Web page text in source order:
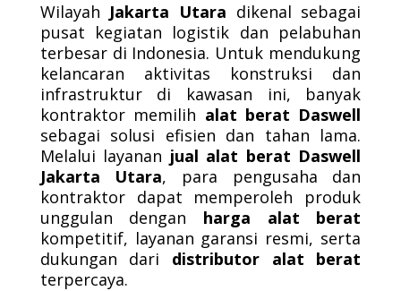
Wilayah Jakarta Utara dikenal sebagai
pusat kegiatan logistik dan pelabuhan
terbesar di Indonesia. Untuk mendukung
kelancaran aktivitas konstruksi dan
infrastruktur di kawasan ini, banyak
kontraktor memilih alat berat Daswell
sebagai solusi efisien dan tahan lama.
Melalui layanan jual alat berat Daswell
Jakarta Utara, para pengusaha dan
kontraktor dapat memperoleh produk
unggulan dengan harga alat berat
kompetitif, layanan garansi resmi, serta
dukungan dari distributor alat berat
terpercaya.